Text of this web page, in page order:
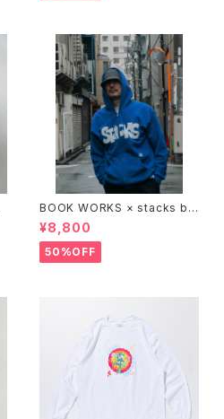
BOOK WORKS × stacks bo
okstore "Jimbocho Beat Li
brary zip up hood"
¥8,800
50%OFF